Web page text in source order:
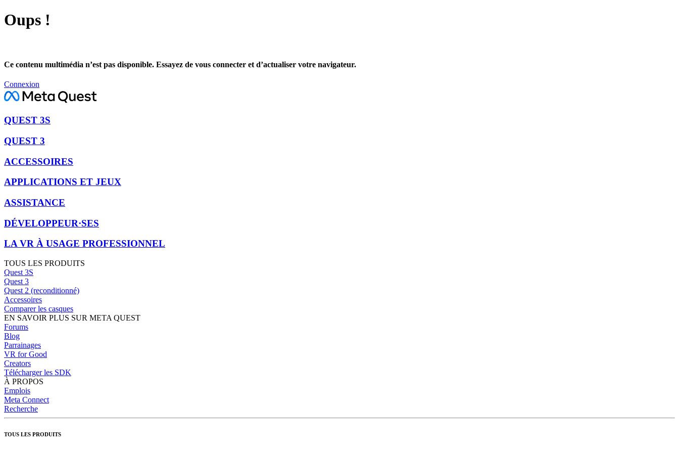
Oups !
Ce contenu multimédia n’est pas disponible. Essayez de vous connecter et d’actualiser votre navigateur.
Connexion
QUEST 3S
QUEST 3
ACCESSOIRES
APPLICATIONS ET JEUX
ASSISTANCE
DÉVELOPPEUR·SES
LA VR À USAGE PROFESSIONNEL
TOUS LES PRODUITS
Quest 3S
Quest 3
Quest 2 (reconditionné)
Accessoires
Comparer les casques
EN SAVOIR PLUS SUR META QUEST
Forums
Blog
Parrainages
VR for Good
Creators
Télécharger les SDK
À PROPOS
Emplois
Meta Connect
Recherche
TOUS LES PRODUITS